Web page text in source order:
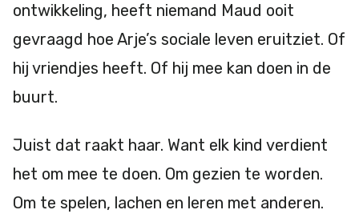
ontwikkeling, heeft niemand Maud ooit
gevraagd hoe Arje’s sociale leven eruitziet. Of
hij vriendjes heeft. Of hij mee kan doen in de
buurt.
Juist dat raakt haar. Want elk kind verdient
het om mee te doen. Om gezien te worden.
Om te spelen, lachen en leren met anderen.